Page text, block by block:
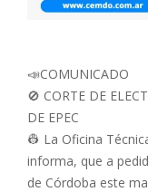
📣COMUNICADO
🚫 CORTE DE
DE EPEC
👷 La Oficina
informa, que a
de Córdoba este